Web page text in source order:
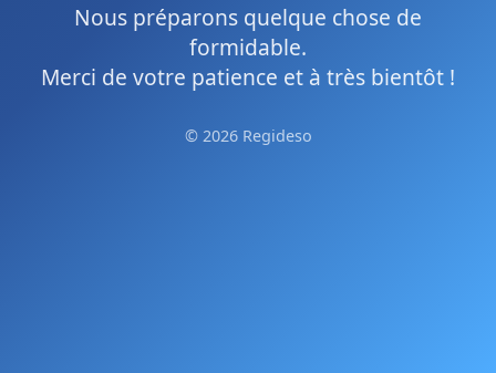
Nous préparons quelque chose de
formidable.
Merci de votre patience et à très bientôt !
© 2026 Regideso